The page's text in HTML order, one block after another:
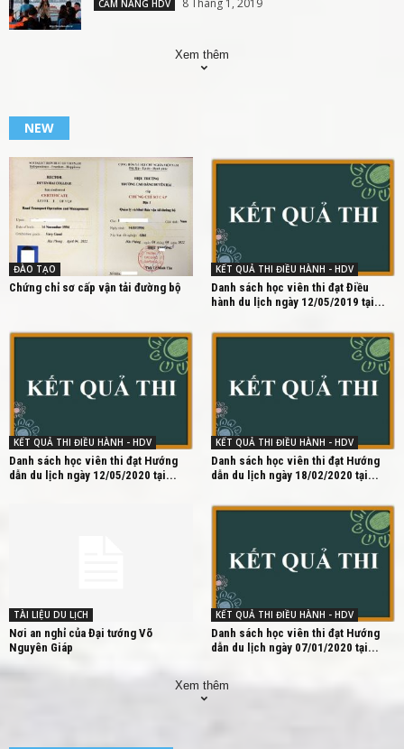
CẨM NANG HDV
Xem thêm
NEW
ĐÀO TẠO
Chứng chỉ sơ cấp vận tải đường bộ
KẾT QUẢ THI ĐIỀU HÀNH - HDV
Danh sách học viên thi đạt Điều
hành du lịch ngày 12/05/2019 tại...
KẾT QUẢ THI ĐIỀU HÀNH - HDV
Danh sách học viên thi đạt Hướng
dẫn du lịch ngày 12/05/2020 tại...
KẾT QUẢ THI ĐIỀU HÀNH - HDV
Danh sách học viên thi đạt Hướng
dẫn du lịch ngày 18/02/2020 tại...
TÀI LIỆU DU LỊCH
Nơi an nghỉ của Đại tướng Võ
Nguyên Giáp
KẾT QUẢ THI ĐIỀU HÀNH - HDV
Danh sách học viên thi đạt Hướng
dẫn du lịch ngày 07/01/2020 tại...
Xem thêm